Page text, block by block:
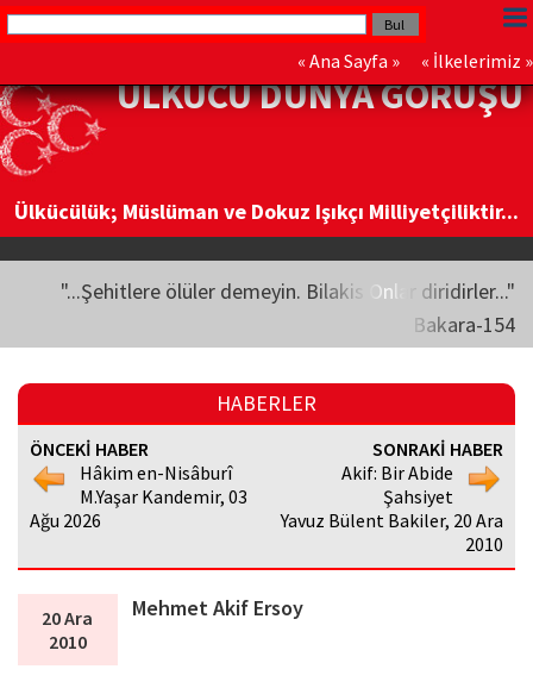
« Ana Sayfa » « İlkelerimiz »
ÜLKÜCÜ DÜNYA GÖRÜŞÜ
Ülkücülük; Müslüman ve Dokuz Işıkçı Milliyetçiliktir...
"...Şehitlere ölüler demeyin. Bilakis Onlar diridirler..."
Bakara-154
HABERLER
ÖNCEKİ HABER
Hâkim en-Nisâburî
M.Yaşar Kandemir, 03
Ağu 2026
SONRAKİ HABER
Akif: Bir Abide
Şahsiyet
Yavuz Bülent Bakiler, 20 Ara
2010
20 Ara
2010
Mehmet Akif Ersoy